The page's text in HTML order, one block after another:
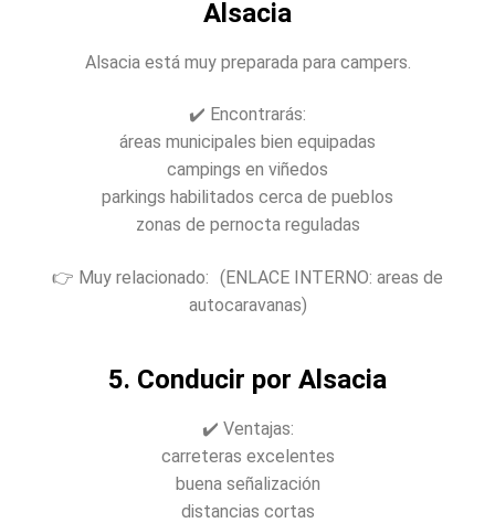
Alsacia
Alsacia está muy preparada para campers.
✔️ Encontrarás:
áreas municipales bien equipadas
campings en viñedos
parkings habilitados cerca de pueblos
zonas de pernocta reguladas
👉 Muy relacionado: (ENLACE INTERNO: areas de
autocaravanas)
5. Conducir por Alsacia
✔️ Ventajas:
carreteras excelentes
buena señalización
distancias cortas